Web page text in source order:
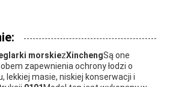
morskiezXinchengSą one
zapewnienia ochrony łodzi o
lekkiej masie, niskiej konserwacji i